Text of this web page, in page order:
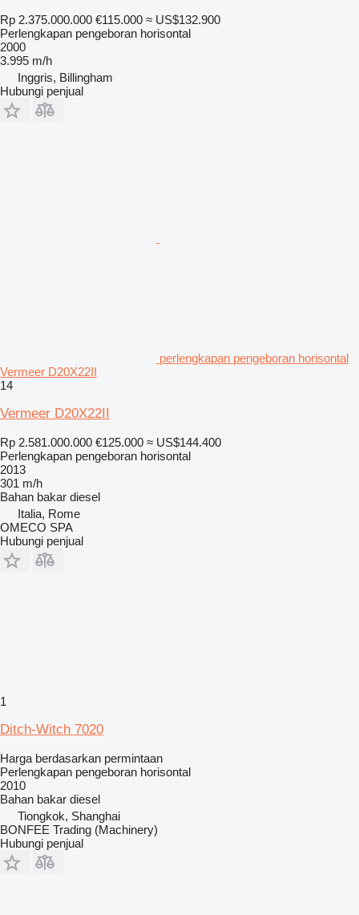
Rp 2.375.000.000 €115.000 ≈ US$132.900
Perlengkapan pengeboran horisontal
2000
3.995 m/h
Inggris, Billingham
Hubungi penjual
perlengkapan pengeboran horisontal
Vermeer D20X22II
14
Vermeer D20X22II
Rp 2.581.000.000 €125.000 ≈ US$144.400
Perlengkapan pengeboran horisontal
2013
301 m/h
Bahan bakar diesel
Italia, Rome
OMECO SPA
Hubungi penjual
1
Ditch-Witch 7020
Harga berdasarkan permintaan
Perlengkapan pengeboran horisontal
2010
Bahan bakar diesel
Tiongkok, Shanghai
BONFEE Trading (Machinery)
Hubungi penjual